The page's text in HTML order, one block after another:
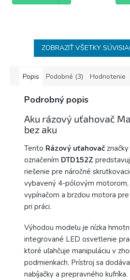
ZOBRAZIŤ VŠETKY
Popis Podobné (3) Hodnotenie
Podrobný popis
Aku rázový uťahovač
bez aku
Tento Rázový uťahovač značky
označením DTD152Z
riešenie pre náročné
vybavený 4-pólovým
vypínačom a brzdou motora
pri práci.
Výhodou modelu je nízka
integrované LED osvetlenie
ktoré uľahčuje manipuláciu v
podmienkach. Prístroj sa
nabíjačky a prepravného kufríka.